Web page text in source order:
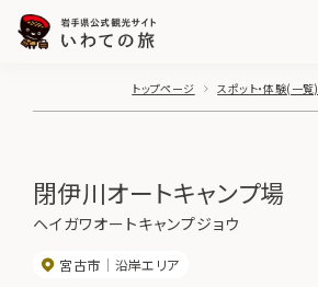
トップページ スポット・体験(一覧)
閉伊川オートキャンプ場
ヘイガワオートキャンプジョウ
宮古市 沿岸エリア